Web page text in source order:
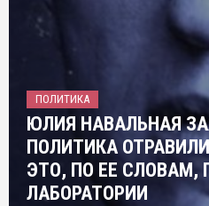
ПОЛИТИКА
ЮЛИЯ НАВАЛЬНАЯ
ПОЛИТИКА
ЭТО, ПО ЕЕ СЛОВАМ,
ЛАБОРАТОРИИ